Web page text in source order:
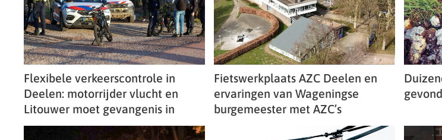
Flexibele verkeerscontrole in
Deelen: motorrijder vlucht en
Litouwer moet gevangenis in
Fietswerkplaats AZC Deelen en
ervaringen van Wageningse
burgemeester met AZC’s